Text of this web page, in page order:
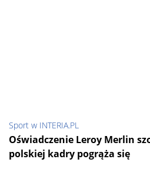
Sport w INTERIA.PL
Oświadczenie Leroy Merlin
polskiej kadry pogrąża się